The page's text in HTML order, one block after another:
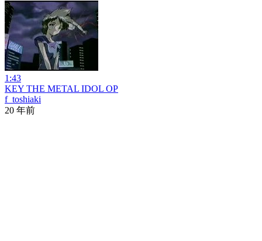
1:43
KEY THE METAL IDOL OP
f_toshiaki
20 年前